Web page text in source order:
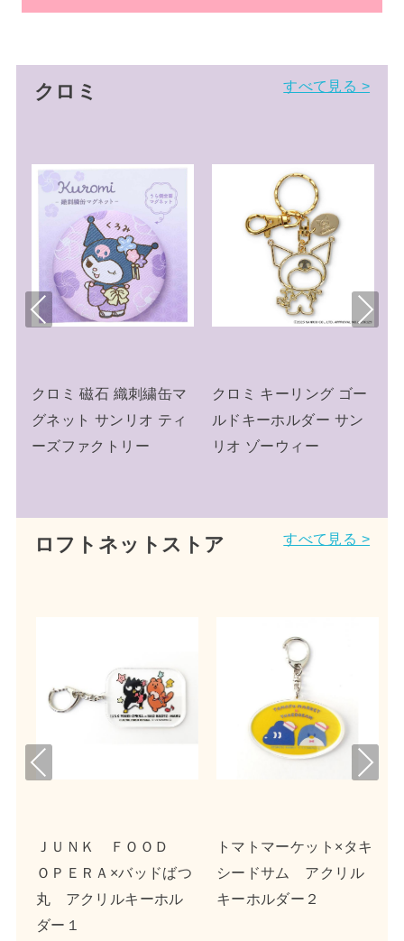
クロミ すべて見る >
クロミ 磁石 織刺繍缶マ
グネット サンリオ ティ
ーズファクトリー
クロミ キーリング ゴー
ルドキーホルダー サン
リオ ゾーウィー
Pre
Nex
ロフトネットストア すべて見る >
ＪＵＮＫ ＦＯＯＤ
ＯＰＥＲＡ×バッドばつ
丸 アクリルキーホル
ダー１
トマトマーケット×タキ
シードサム アクリル
キーホルダー２
Pre
Nex